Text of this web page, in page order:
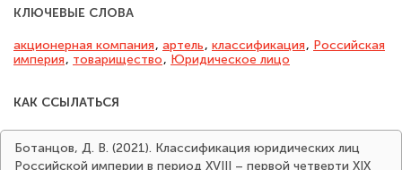
КЛЮЧЕВЫЕ СЛОВА
акционерная компания, артель, классификация, Российская
империя, товарищество, Юридическое лицо
КАК ССЫЛАТЬСЯ
Ботанцов, Д. В. (2021). Классификация юридических лиц
Российской империи в период XVIII – первой четверти XIX